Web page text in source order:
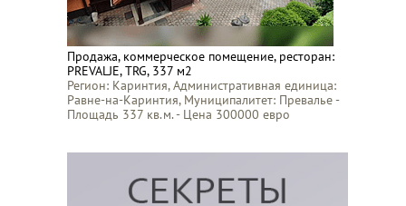
Продажа, коммерческое помещение, ресторан:
PREVALJE, TRG, 337 м2
Регион: Каринтия, Административная единица:
Равне-на-Каринтия, Муниципалитет: Превалье -
Площадь 337 кв.м. - Цена 300000 евро